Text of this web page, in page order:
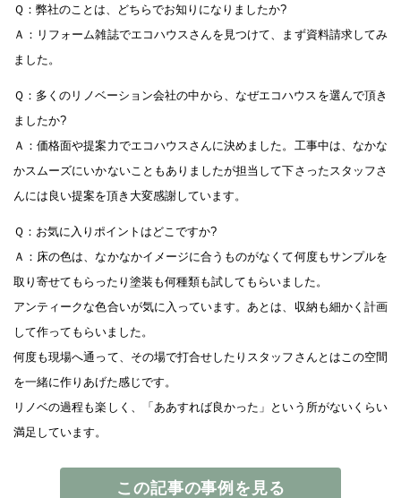
Ｑ：弊社のことは、どちらでお知りになりましたか?
Ａ：リフォーム雑誌でエコハウスさんを見つけて、まず資料請求してみ
ました。
Ｑ：多くのリノベーション会社の中から、なぜエコハウスを選んで頂き
ましたか?
Ａ：価格面や提案力でエコハウスさんに決めました。工事中は、なかな
かスムーズにいかないこともありましたが担当して下さったスタッフさ
んには良い提案を頂き大変感謝しています。
Ｑ：お気に入りポイントはどこですか?
Ａ：床の色は、なかなかイメージに合うものがなくて何度もサンプルを
取り寄せてもらったり塗装も何種類も試してもらいました。
アンティークな色合いが気に入っています。あとは、収納も細かく計画
して作ってもらいました。
何度も現場へ通って、その場で打合せしたりスタッフさんとはこの空間
を一緒に作りあげた感じです。
リノベの過程も楽しく、「ああすれば良かった」という所がないくらい
満足しています。
この記事の事例を見る